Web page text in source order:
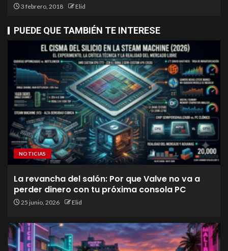
3 febrero, 2018 Elid
PUEDE QUE TAMBIÉN TE INTERESE
NOTICIAS
La revancha del salón: Por que Valve no va a
perder dinero con tu próxima consola PC
25 junio, 2026 Elid